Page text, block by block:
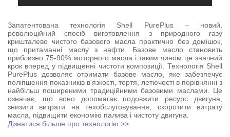
Запатентована технологія Shell PurePlus – новий,
революційний спосіб виготовлення з природного газу
кришталево чистого базового масла практично без домішок,
що притаманні маслу з нафти. Базове масло становить
приблизно 75-90% моторного масла і таким чином це значний
крок вперед у підвищенні чистоти композиції. Технологія Shell
PurePlus дозволяє отримати базове масло, яке забезпечує
поліпшення показників в'язкості, тертя, летючості в порівнянні з
найбільш поширеними традиційними базовими маслами. Це
означає, що воно допомагає подовжити ресурс двигуна,
знизити витрати на техобслуговування, скоротити витрату
масла, підвищити економію палива і чистоту двигуна.
Дізнатися більше про технологію >>